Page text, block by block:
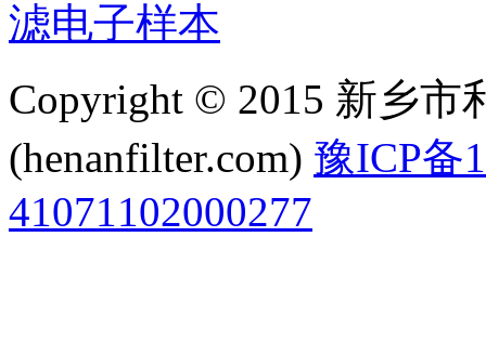
滤电子样本
Copyright © 2015 新乡市
(henanfilter.com) 豫ICP备
41071102000277